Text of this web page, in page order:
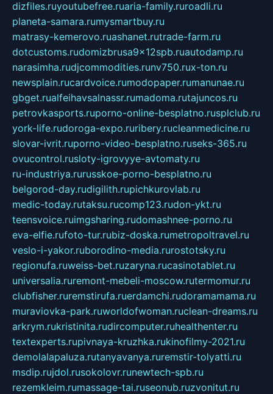
dizfiles.ruyoutubefree.ruaria-family.ruroadli.ru
planeta-samara.rumysmartbuy.ru
matrasy-kemerovo.ruashanet.rutrade-farm.ru
dotcustoms.rudomizbrusa9x12spb.ruautodamp.ru
narasimha.rudjcommodities.runv750.rux-ton.ru
newsplain.rucardvoice.rumodopaper.rumanunae.ru
gbget.rualfeihavsalnassr.rumadoma.rutajuncos.ru
petrovkasports.ruporno-online-besplatno.rusplclub.ru
york-life.rudoroga-expo.ruribery.rucleanmedicine.ru
slovar-ivrit.ruporno-video-besplatno.ruseks-365.ru
ovucontrol.rusloty-igrovyye-avtomaty.ru
ru-industriya.rurusskoe-porno-besplatno.ru
belgorod-day.rudigilith.rupichkurovlab.ru
medic-today.rutaksu.rucomp123.rudon-ykt.ru
teensvoice.ruimgsharing.rudomashnee-porno.ru
eva-elfie.rufoto-tur.rubiz-doska.rumetropoltravel.ru
veslo-i-yakor.ruborodino-media.rurostotsky.ru
regionufa.ruweiss-bet.ruzaryna.rucasinotablet.ru
universalia.ruremont-mebeli-moscow.rutermomur.ru
clubfisher.ruremstirufa.ruerdamchi.rudoramamama.ru
muraviovka-park.ruworldofwoman.ruclean-dreams.ru
arkrym.rukristinita.rudircomputer.ruhealthenter.ru
textexperts.rupivnaya-kruzhka.rukinofilmy-2021.ru
demolalapaluza.rutanyavanya.ruremstir-tolyatti.ru
msdip.rujdol.rusokolovr.runewtech-spb.ru
rezemkleim.rumassage-tai.ruseonub.ruzvonitut.ru